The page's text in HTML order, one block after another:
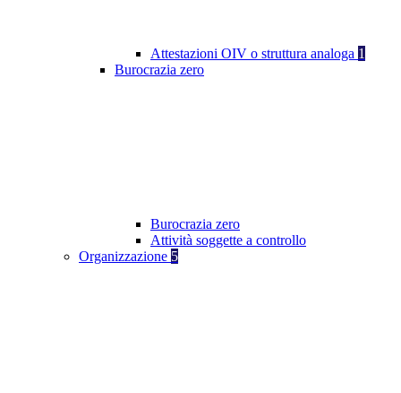
Attestazioni OIV o struttura analoga 1
Burocrazia zero
Burocrazia zero
Attività soggette a controllo
Organizzazione 5